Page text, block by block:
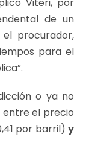
Viteri, por
de un
procurador,
para el
o ya no
entre el precio
por barril) y